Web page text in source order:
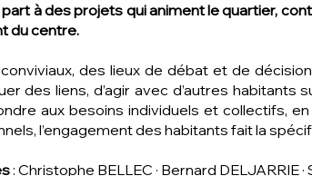
à des projets qui animent le quartier,
du centre.
des lieux de débat et de
des liens, d’agir avec d’autres
aux besoins individuels et collectifs,
l’engagement des habitants fait la
: Christophe BELLEC · Bernard DELJARRIE